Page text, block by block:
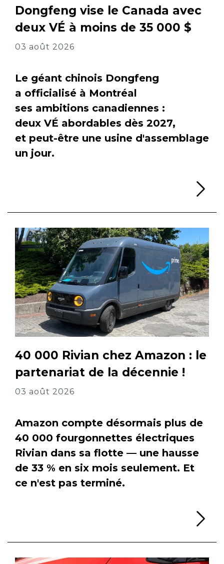
Dongfeng vise le Canada avec
deux VÉ à moins de 35 000 $
03 août 2026
Le géant chinois Dongfeng
a officialisé à Montréal
ses ambitions canadiennes :
deux VÉ abordables dès 2027,
et peut-être une usine d'assemblage
un jour.
40 000 Rivian chez Amazon : le
partenariat de la décennie !
03 août 2026
Amazon compte désormais plus de
40 000 fourgonnettes électriques
Rivian dans sa flotte — une hausse
de 33 % en six mois seulement. Et
ce n'est pas terminé.